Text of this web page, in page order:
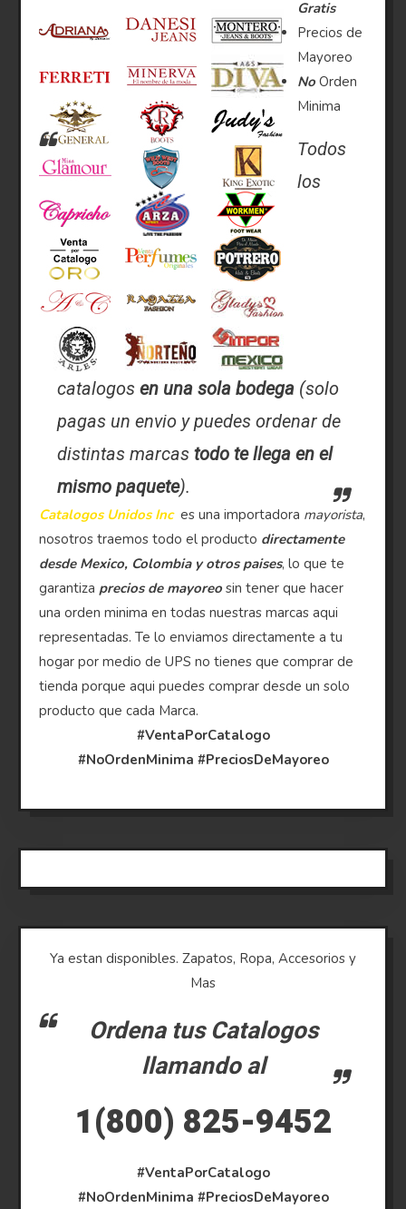
Gratis
Precios de
Mayoreo
No Orden
Minima
Todos
los
catalogosen una sola bodega (solo
pagas un envio y puedes ordenar de
distintas marcas todo te llega en el
mismo paquete).
Catalogos Unidos Inc es una importadora mayorista,
nosotros traemos todo el producto directamente
desde Mexico, Colombia y otros paises, lo que te
garantizaprecios de mayoreo sin tener que hacer
una orden minima en todas nuestras marcas aqui
representadas. Te lo enviamos directamente a tu
hogar por medio de UPS no tienes que comprar de
tienda porque aqui puedes comprar desde un solo
producto que cada Marca.
#VentaPorCatalogo
#NoOrdenMinima #PreciosDeMayoreo
Ya estan disponibles. Zapatos, Ropa, Accesorios y
Mas
Ordena tus Catalogos
llamando al
1(800) 825-9452
#VentaPorCatalogo
#NoOrdenMinima #PreciosDeMayoreo